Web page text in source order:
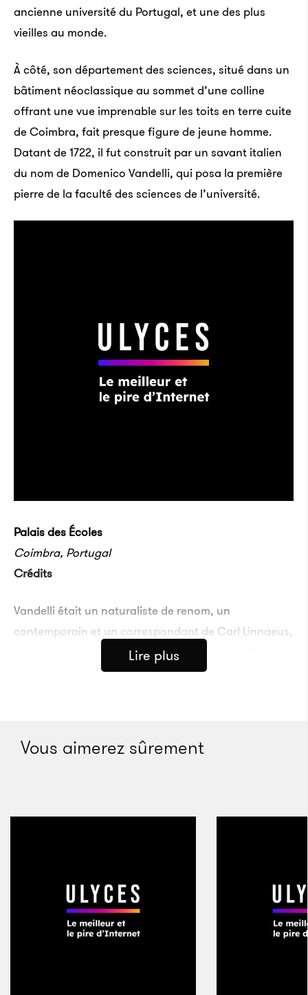
ancienne université du Portugal, et une des plus
vieilles au monde.
À côté, son département des sciences, situé dans un
bâtiment néoclassique au sommet d’une colline
offrant une vue imprenable sur les toits en terre cuite
de Coimbra, fait presque figure de jeune homme.
Datant de 1722, il fut construit par un savant italien
du nom de Domenico Vandelli, qui posa la première
pierre de la faculté des sciences de l’université.
Palais des Écoles
Coimbra, Portugal
Crédits
Vandelli était un naturaliste de renom, un
contemporain et un correspondant de Carl Linnaeus,
qui donna son nom à une espèce de plante. C’était
aussi un fervent collectionneur, et tout au long de sa
intellectuels et les aristocrates d’alors. On y trouvait
en argent rapporté d’Allemagne, datant du
des quatre coins du monde.
Après que Vandelli se fut installé à Coimbra,
l’université le persuada de venir avec sa collection
Lire plus
Vous aimerez sûrement